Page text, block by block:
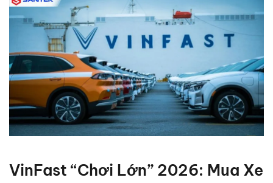
VinFast “chơi Lớn” 2026: Mua Xe